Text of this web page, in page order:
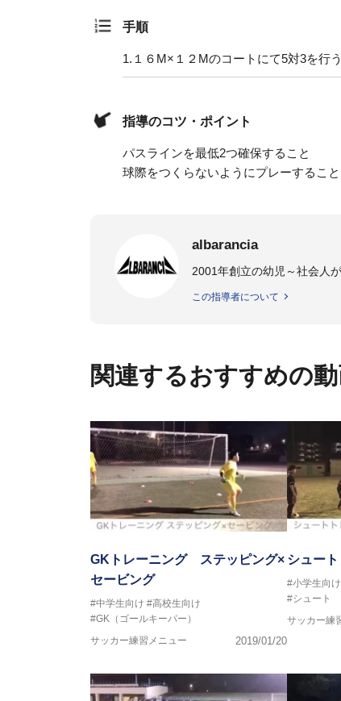
手順
1. １６M×１２Mのコートにて5対3を行う
指導のコツ・ポイント
パスラインを最低2つ確保すること
球際をつくらないようにプレーするこ
albarancia
2001年創立の幼児～社会人
この指導者について
関連するおすすめの
GKトレーニング ステッピング×
セービング
#中学生向け #高校生向け
#GK（ゴールキーパー）
サッカー練習メニュー
2019/01/20
シュー
#小学生向け
#シュート
サッカー練